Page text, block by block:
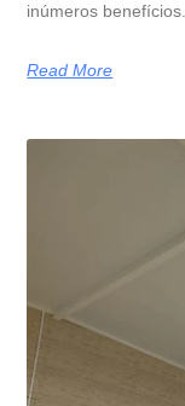
inúmeros benefícios.
Read More